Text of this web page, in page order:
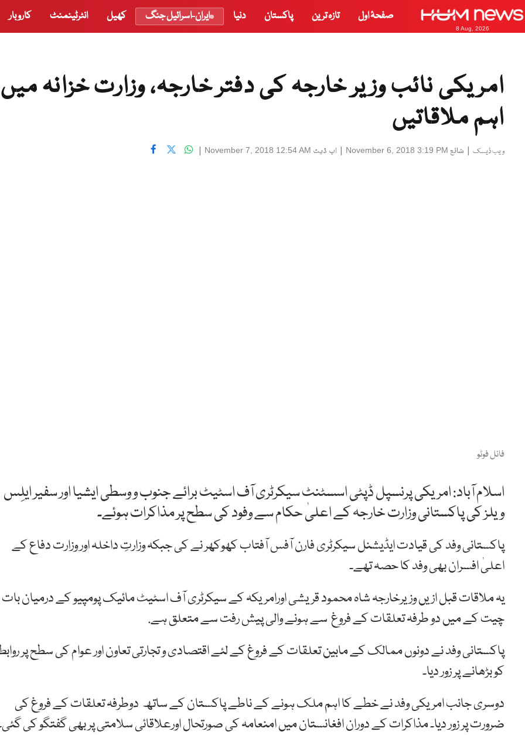
8 Aug, 2026
صفحۂ اول تازہ ترین پاکستان دنیا ایران-اسرائیل جنگ کھیل انٹرٹینمنٹ کاروبار
امریکی نائب وزیر خارجہ کی دفتر خارجہ، وزارت خزانہ میں
اہم ملاقاتیں
ویب ڈیسک | شائع November 6, 2018 3:19 PM
| اپ ڈیٹ November 7, 2018 12:54 AM
|
فائل فوٹو
اسلام آباد: امریکی پرنسپل ڈپٹی اسسٹنٹ سیکرٹری آف اسٹیٹ برائے جنوب و وسطی ایشیا اور سفیر ایلِس
ویلز کی پاکستانی وزارت خارجہ کے اعلیٰ حکام سے وفود کی سطح پر مذاکرات ہوئے۔
پاکستانی وفد کی قیادت ایڈیشنل سیکرٹری فارن آفس آفتاب کھوکھر نے کی جبکہ وزارتِ داخلہ اور وزارت دفاع کے
اعلیٰ افسران بھی وفد کا حصہ تھے۔
یہ ملاقات قبل ازیں وزیرخارجہ شاہ محمود قریشی اورامریکہ کے سیکرٹری آف اسٹیٹ مائیک پومپیو کے درمیان بات
چیت کے میں دو طرفہ تعلقات کے فروغ سے ہونے والی پیش رفت سے متعلق ہے.
پاکستانی وفد نے دونوں ممالک کے مابین تعلقات کے فروغ کے لئے اقتصادی و تجارتی تعاون اور عوام کی سطح پر
کو بڑھانے پر زور دیا۔
دوسری جانب امریکی وفد نے خطے کا اہم ملک ہونے کے ناطے پاکستان کے ساتھ دوطرفہ تعلقات کے فروغ کی
ضرورت پر زور دیا۔ مذاکرات کے دوران افغانستان میں امنعامہ کی صورتحال اورعلاقائی سلامتی پر بھی گفتگو کی